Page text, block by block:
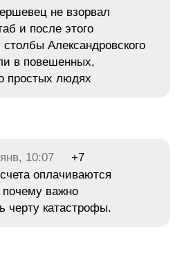
не взорвал
и после этого
Александровского
в повешенных,
простых людях
10:07
+7
оплачиваются
важно
черту катастрофы.